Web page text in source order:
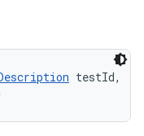
testId,